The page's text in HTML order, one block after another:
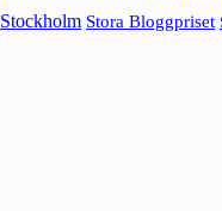
Stockholm Stora Bloggpriset